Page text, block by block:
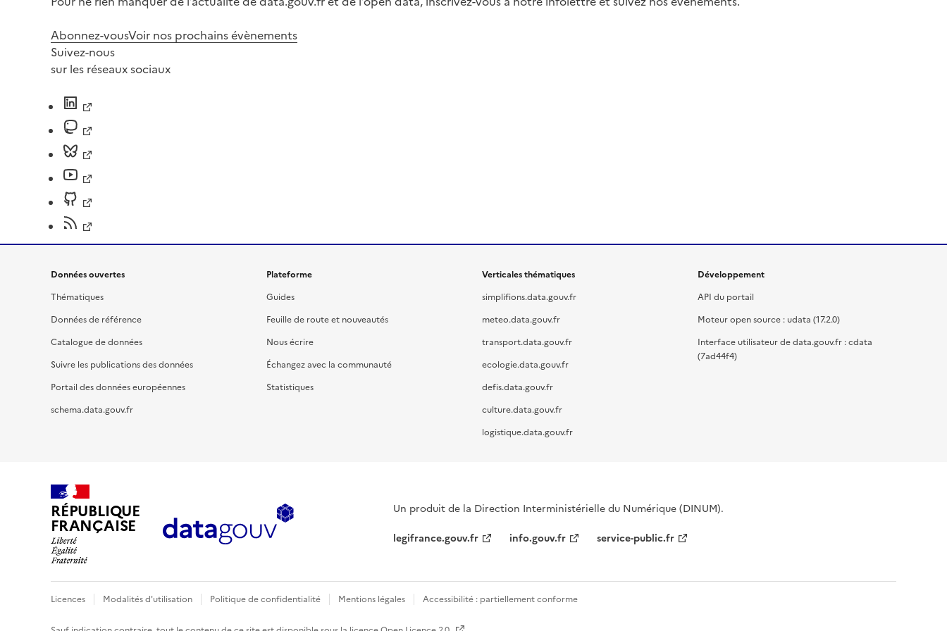
Abonnez-vousVoir nos prochains évènements
Suivez-nous
sur les réseaux sociaux
Données ouvertes
Thématiques
Données de référence
Catalogue de données
Suivre les publications des données
Portail des données européennes
schema.data.gouv.fr
Plateforme
Guides
Feuille de route et nouveautés
Nous écrire
Échangez avec la communauté
Statistiques
Verticales thématiques
simplifions.data.gouv.fr
meteo.data.gouv.fr
transport.data.gouv.fr
ecologie.data.gouv.fr
defis.data.gouv.fr
culture.data.gouv.fr
logistique.data.gouv.fr
Développement
API du portail
Moteur open source : udata (17.2.0)
Interface utilisateur de data.gouv.fr : cdata
(7ad44f4)
RÉPUBLIQUE
FRANÇAISE
Un produit de la Direction Interministérielle du Numérique (DINUM).
legifrance.gouv.fr
info.gouv.fr service-public.fr
Licences Modalités d'utilisation Politique de confidentialité Mentions légales Accessibilité : partiellement conforme